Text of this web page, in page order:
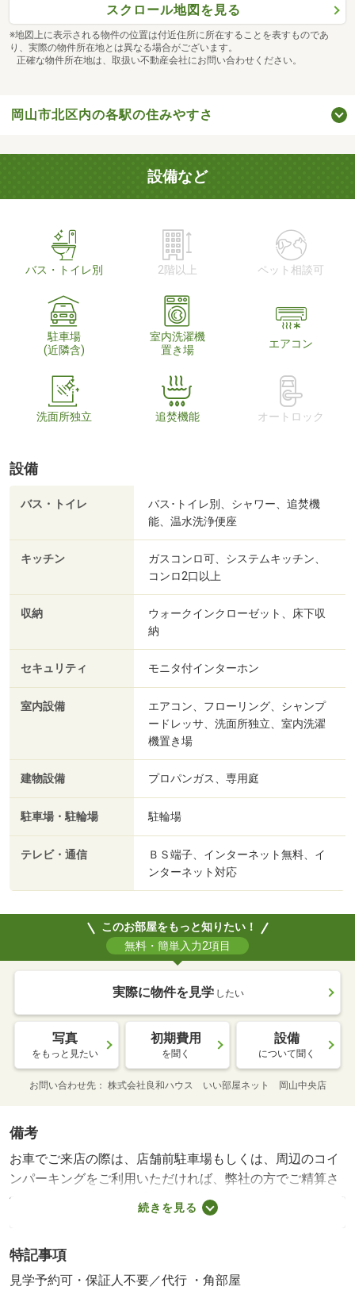
スクロール地図を見る
※地図上に表示される物件の位置は付近住所に所在することを表すものであ
り、実際の物件所在地とは異なる場合がございます。
正確な物件所在地は、取扱い不動産会社にお問い合わせください。
岡山市北区内の各駅の住みやすさ
設備など
バス・トイレ別 2階以上 ペット相談可
駐車場
(近隣含)
室内洗濯機
置き場
エアコン
洗面所独立 追焚機能 オートロック
設備
バス・トイレ
バス･トイレ別、シャワー、追焚機
能、温水洗浄便座
キッチン
ガスコンロ可、システムキッチン、
コンロ2口以上
収納
ウォークインクローゼット、床下収
納
セキュリティ モニタ付インターホン
室内設備
エアコン、フローリング、シャンプ
ードレッサ、洗面所独立、室内洗濯
機置き場
建物設備 プロパンガス、専用庭
駐車場・駐輪場 駐輪場
テレビ・通信
ＢＳ端子、インターネット無料、イ
ンターネット対応
このお部屋をもっと知りたい！
無料・簡単入力2項目
実際に物件を見学 したい
写真
をもっと見たい
初期費用
を聞く
設備
について聞く
お問い合わせ先 株式会社良和ハウス いい部屋ネット 岡山中央店
備考
お車でご来店の際は、店舗前駐車場もしくは、周辺のコイ
ンパーキングをご利用いただければ、弊社の方でご精算さ
せていただきます。 【設備・特記事項備考】専用トイレ/
町内会費 125円/カギ交換代 16500円/ハウスクリーニン
続きを見る
特記事項
見学予約可・保証人不要／代行 ・角部屋